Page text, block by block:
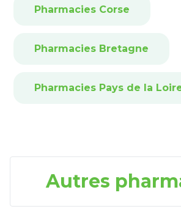
Pharmacies Corse
Pharmacies Bretagne
Pharmacies Pays de la
Autres